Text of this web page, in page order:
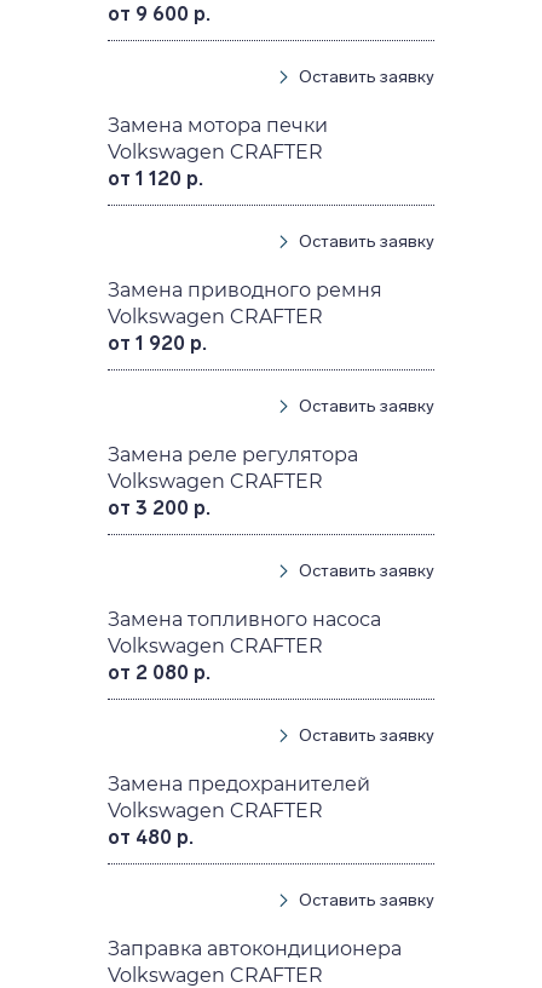
от 9 600 р.
Оставить заявку
Замена мотора печки
Volkswagen CRAFTER
от 1 120 р.
Оставить заявку
Замена приводного ремня
Volkswagen CRAFTER
от 1 920 р.
Оставить заявку
Замена реле регулятора
Volkswagen CRAFTER
от 3 200 р.
Оставить заявку
Замена топливного насоса
Volkswagen CRAFTER
от 2 080 р.
Оставить заявку
Замена предохранителей
Volkswagen CRAFTER
от 480 р.
Оставить заявку
Заправка автокондиционера
Volkswagen CRAFTER